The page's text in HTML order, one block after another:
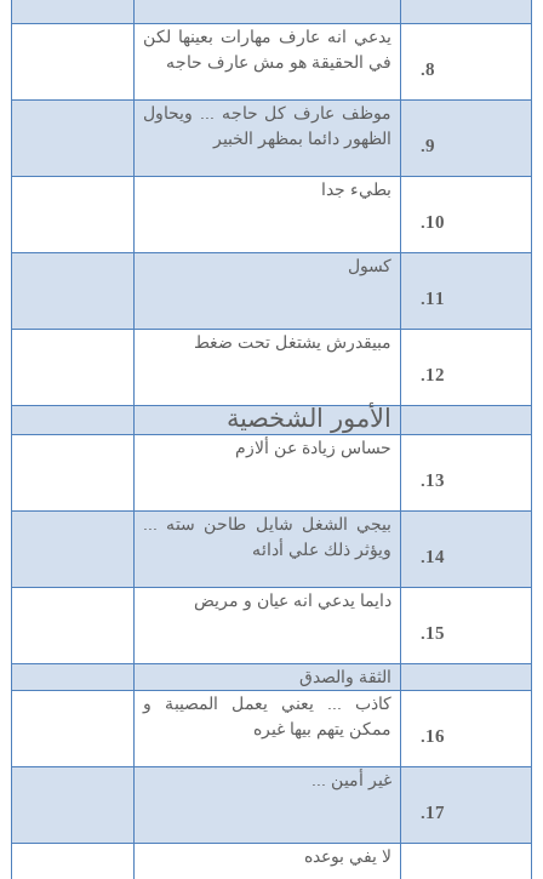
يدعي انه عارف مهارات بعينها لكن
في الحقيقة هو مش عارف حاجه
موظف عارف كل حاجه ... ويحاول
الظهور دائما بمظهر الخبير
بطيء جدا
كسول
مبيقدرش يشتغل تحت ضغط
الأمور الشخصية
حساس زيادة عن ألازم
بيجي الشغل شايل طاحن سته ...
ويؤثر ذلك علي أدائه
دايما يدعي انه عيان و مريض
الثقة والصدق
كاذب ... يعني يعمل المصيبة و
ممكن يتهم بيها غيره
غير أمين ...
لا يفي بوعده